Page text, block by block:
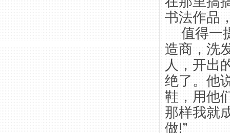
书法作品
值得一
造商，洗
人，开出
绝了。他
鞋，用他
那样我就
做!”